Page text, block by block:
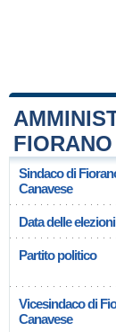
Sindaco di
Canavese
Data delle elezioni
Partito politico
Vicesindaco di
Canavese